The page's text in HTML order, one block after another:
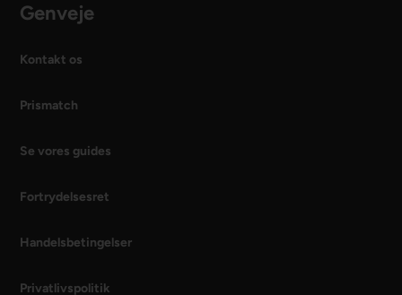
Genveje
Kontakt os
Prismatch
Se vores guides
Fortrydelsesret
Handelsbetingelser
Privatlivspolitik